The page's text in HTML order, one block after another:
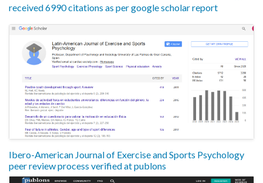
received 6990 citations as per google scholar report
Ibero-American Journal of Exercise and Sports Psychology
peer review process verified at publons